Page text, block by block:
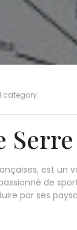
category
est un
de
par ses